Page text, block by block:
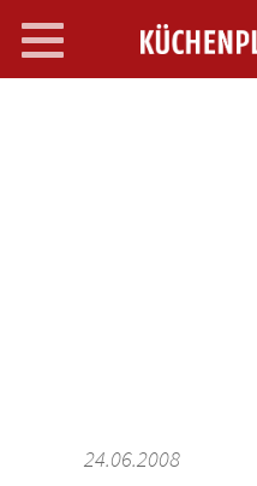
Toggle
navigation
24.06.2008